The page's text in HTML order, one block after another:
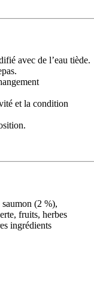
avec de l’eau tiède.
et la condition
(2 %),
fruits, herbes
ingrédients